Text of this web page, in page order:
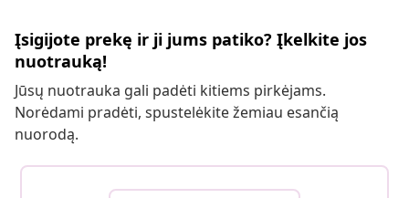
Įsigijote prekę ir ji jums patiko? Įkelkite jos
nuotrauką!
Jūsų nuotrauka gali padėti kitiems pirkėjams.
Norėdami pradėti, spustelėkite žemiau esančią
nuorodą.